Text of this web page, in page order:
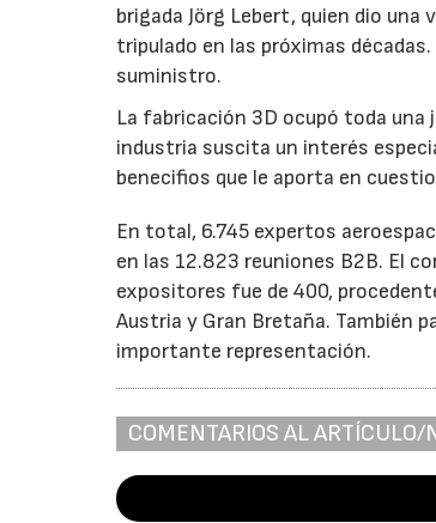
brigada Jörg Lebert, quien dio
tripulado en las próximas
suministro.
La fabricación 3D ocupó toda
industria suscita un interés
benecifios que le aporta en
En total, 6.745 expertos
en las 12.823 reuniones B2B. El
expositores fue de 400,
Austria y Gran Bretaña. También
importante representación.
COMENTARIOS AL ARTÍCULO/